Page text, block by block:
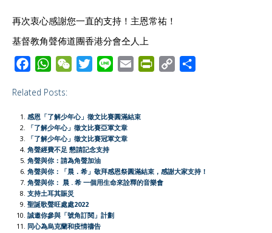
再次衷心感謝您一直的支持！主恩常祐！
基督教角聲佈道團香港分會仝人上
c
e
b
o
o
k
W
a
t
s
A
p
p
W
h
a
t
t
t
e
r
e
i
e
k
Related Posts:
感恩「了解少年心」徵文比賽圓滿結束
「了解少年心」徵文比賽亞軍文章
「了解少年心」徵文比賽冠軍文章
角聲經費不足 懇請記念支持
角聲與你：請為角聲加油
角聲與你：「晨．希」敬拜感恩祭圓滿結束，感謝大家支持！
角聲與你： 晨 . 希 一個用生命來詮釋的音樂會
支持土耳其賑災
聖誕歌聲旺處處2022
誠邀你參與「號角訂閱」計劃
同心為烏克蘭和疫情禱告